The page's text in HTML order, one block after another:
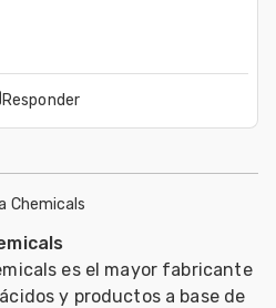
Responder
Chemicals
es el mayor fabricante
y productos a base de